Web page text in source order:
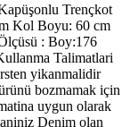
Trençkot
Kol Boyu: 60 cm
: Boy:176
Talimatlari
yikanmalidir
bozmamak için
uygun olarak
Denim olan